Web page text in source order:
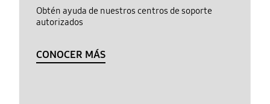
Obtén ayuda de nuestros centros de soporte
autorizados
CONOCER MÁS